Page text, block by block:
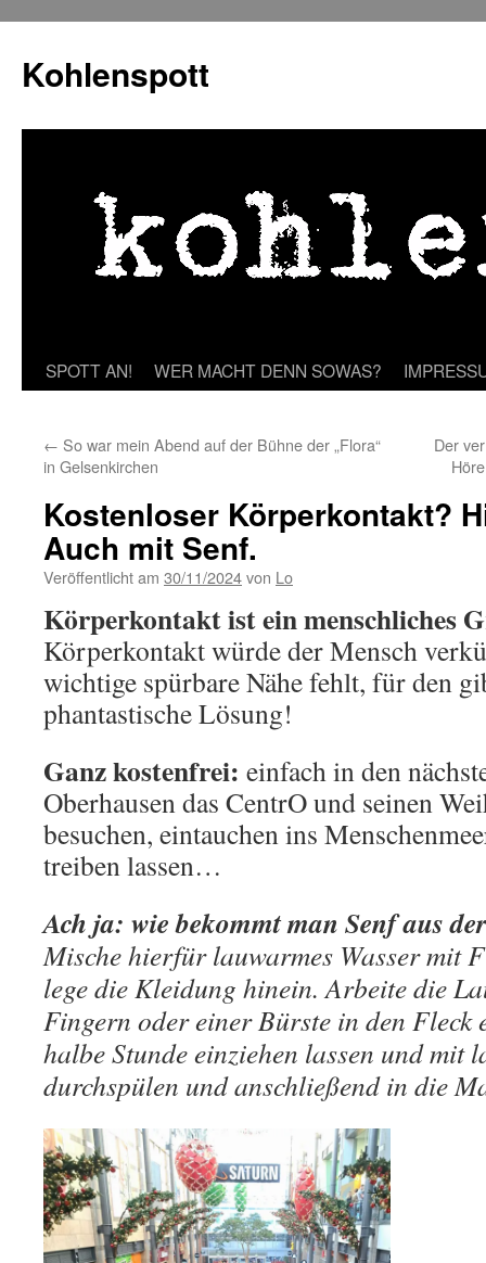
springen
Kohlenspott
SPOTT AN! WER MACHT DENN SOWAS?
← So war mein Abend auf der Bühne der „Flora“
in Gelsenkirchen
Der
Kostenloser Körperkontakt?
Auch mit Senf.
Veröffentlicht am 30/11/2024von Lo
Körperkontakt ist ein menschliches
Körperkontakt würde der Mensch
wichtige spürbare Nähe fehlt, für den
phantastische Lösung!
Ganz kostenfrei: einfach in den
Oberhausen das CentrO und seinen
besuchen, eintauchen ins
treiben lassen…
Ach ja: wie bekommt man Senf aus
Mische hierfür lauwarmes Wasser mit
lege die Kleidung hinein. Arbeite die
Fingern oder einer Bürste in den Fleck
halbe Stunde einziehen lassen und mit
durchspülen und anschließend in die